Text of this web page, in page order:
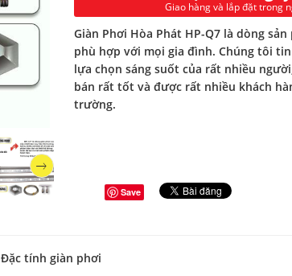
Giao hàng và lắp đặt trong
Giàn Phơi Hòa Phát HP-Q7 là dòng
phù hợp với mọi gia đình. Chúng tôi
lựa chọn sáng suốt của rất nhiều
bán rất tốt và được rất nhiều khách
trường.
Save
Đặc tính giàn phơi